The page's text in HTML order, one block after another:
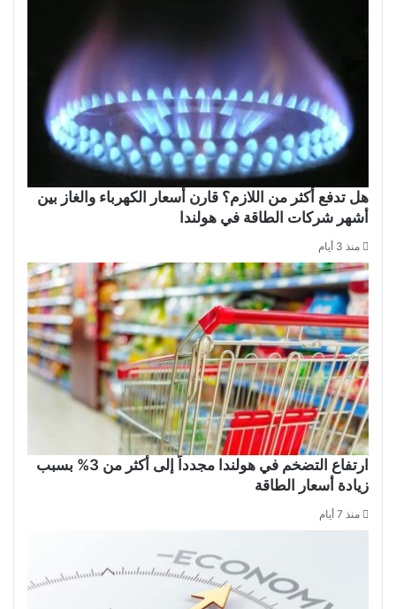
هل تدفع أكثر من اللازم؟ قارن أسعار الكهرباء والغاز بين
أشهر شركات الطاقة في هولندا
منذ 3 أيام
ارتفاع التضخم في هولندا مجدداً إلى أكثر من 3% بسبب
زيادة أسعار الطاقة
منذ 7 أيام